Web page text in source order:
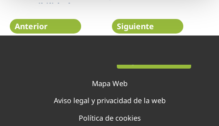
sostenibilidad
Anterior Siguiente
Mapa Web
Aviso legal y privacidad de la web
Política de cookies